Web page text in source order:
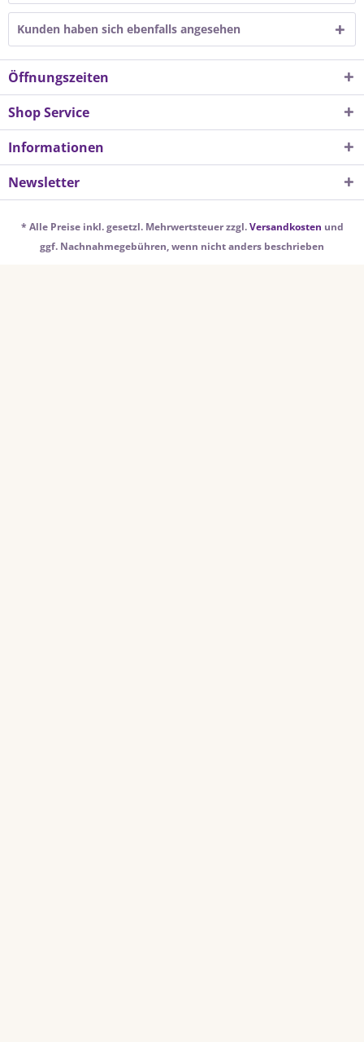
Kunden haben sich ebenfalls angesehen
Öffnungszeiten
Shop Service
Informationen
Newsletter
* Alle Preise inkl. gesetzl. Mehrwertsteuer zzgl.Versandkosten und
ggf. Nachnahmegebühren, wenn nicht anders beschrieben